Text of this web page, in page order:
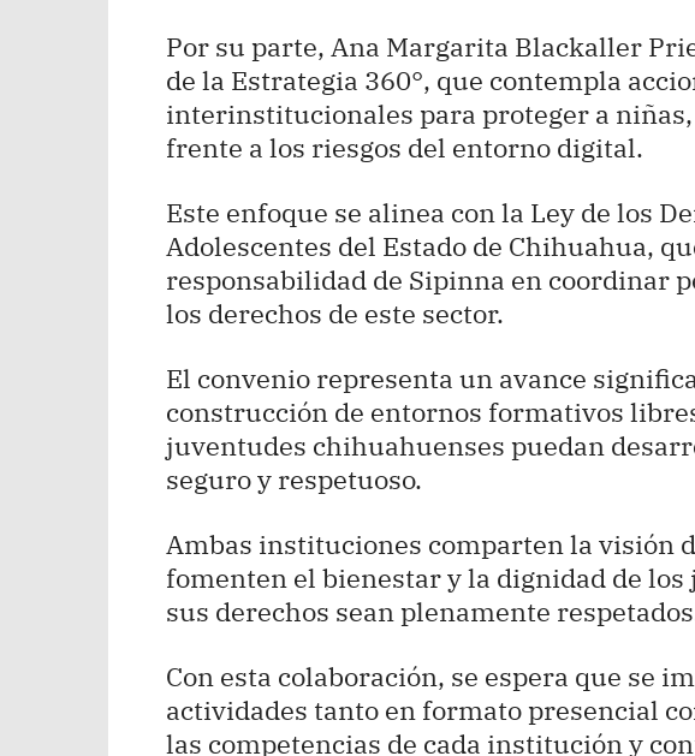
Por su parte, Ana Margarita Blackaller
de la Estrategia 360°, que contempla
interinstitucionales para proteger a
frente a los riesgos del entorno digital.
Este enfoque se alinea con la Ley de los
Adolescentes del Estado de Chihuahua,
responsabilidad de Sipinna en coordinar
los derechos de este sector.
El convenio representa un avance
construcción de entornos formativos
juventudes chihuahuenses puedan
seguro y respetuoso.
Ambas instituciones comparten la visión
fomenten el bienestar y la dignidad de los
sus derechos sean plenamente
Con esta colaboración, se espera que se
actividades tanto en formato presencial
las competencias de cada institución y